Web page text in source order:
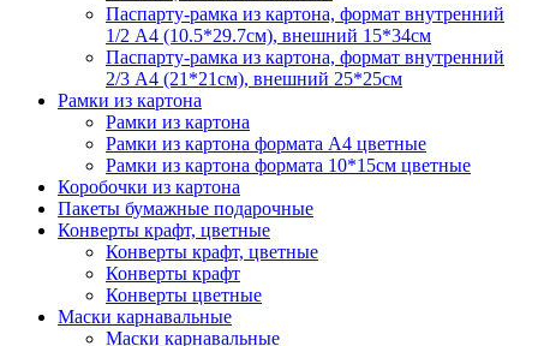
Паспарту-рамка из картона, формат внутренний
1/2 А4 (10.5*29.7см), внешний 15*34см
Паспарту-рамка из картона, формат внутренний
2/3 А4 (21*21см), внешний 25*25см
Рамки из картона
Рамки из картона
Рамки из картона формата А4 цветные
Рамки из картона формата 10*15см цветные
Коробочки из картона
Пакеты бумажные подарочные
Конверты крафт, цветные
Конверты крафт, цветные
Конверты крафт
Конверты цветные
Маски карнавальные
Маски карнавальные